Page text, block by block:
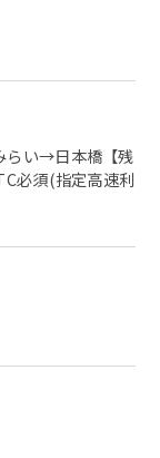
らい→日本橋【残
必須(指定高速利